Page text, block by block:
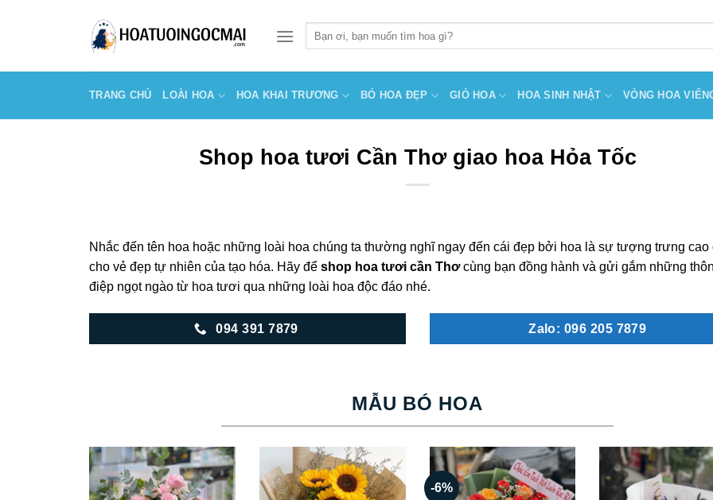
kiếm:
TRANG CHỦ LOÀI HOA HOA KHAI TRƯƠNG BÓ HOA ĐẸP GIỎ HOA HOA SINH NHẬT VÒNG HOA
Shop hoa tươi Cần Thơ giao hoa Hỏa Tốc
Nhắc đến tên hoa hoặc những loài hoa chúng ta thường nghĩ ngay đến cái đẹp bởi hoa là sự tượng trưng cao
cho vẻ đẹp tự nhiên của tạo hóa. Hãy để shop hoa tươi cần Thơcùng bạn đồng hành và gửi gắm những
điệp ngọt ngào từ hoa tươi qua những loài hoa độc đáo nhé.
094 391 7879 Zalo: 096 205 7879
MẪU BÓ HOA
-6%